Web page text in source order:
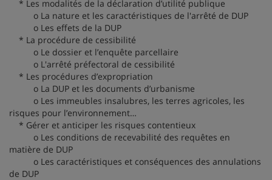
* Les modalités de la déclaration d’utilité publique
o La nature et les caractéristiques de l'arrêté de DUP
o Les effets de la DUP
* La procédure de cessibilité
o Le dossier et l’enquête parcellaire
o L'arrêté préfectoral de cessibilité
* Les procédures d’expropriation
o La DUP et les documents d’urbanisme
o Les immeubles insalubres, les terres agricoles, les
risques pour l’environnement…
* Gérer et anticiper les risques contentieux
o Les conditions de recevabilité des requêtes en
matière de DUP
o Les caractéristiques et conséquences des annulations
de DUP